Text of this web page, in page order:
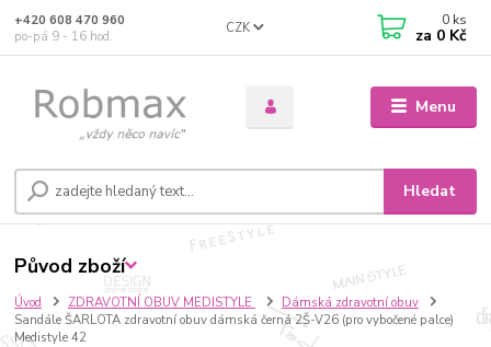
Menu
CZK
Hledat
+420 608 470 960
po-pá 9 - 16 hod.
0 ks
za 0 Kč
Úvod ZDRAVOTNÍ OBUV MEDISTYLE
Dámská zdravotní obuv
Sandále ŠARLOTA zdravotní obuv dámská černá 2Š-V26 (pro vybočené palce)
Medistyle 42
Původ zboží